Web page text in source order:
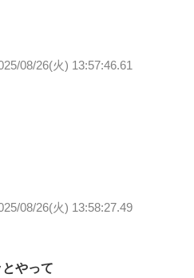
08/26(火) 13:57:46.61
08/26(火) 13:58:27.49
やって